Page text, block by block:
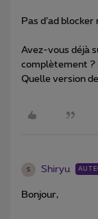
Pas d’ad
Avez-vous déjà
complètement ?
Quelle version de
S Shiryu
Bonjour,